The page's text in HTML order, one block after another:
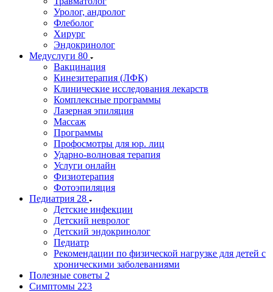
Уролог, андролог
Флеболог
Хирург
Эндокринолог
Медуслуги 80
Вакцинация
Кинезитерапия (ЛФК)
Клинические исследования лекарств
Комплексные программы
Лазерная эпиляция
Массаж
Программы
Профосмотры для юр. лиц
Ударно-волновая терапия
Услуги онлайн
Физиотерапия
Фотоэпиляция
Педиатрия 28
Детские инфекции
Детский невролог
Детский эндокринолог
Педиатр
Рекомендации по физической нагрузке для детей с
хроническими заболеваниями
Полезные советы 2
Симптомы 223